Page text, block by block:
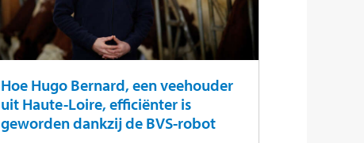
Hoe Hugo Bernard, een veehouder
uit Haute-Loire, efficiënter is
geworden dankzij de BVS-robot